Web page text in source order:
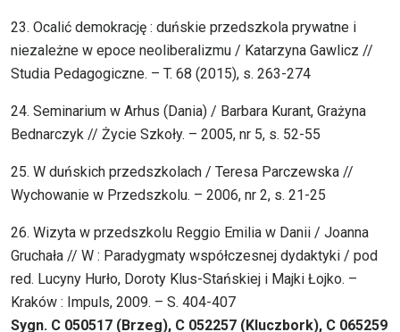
23. Ocalić demokrację : duńskie przedszkola prywatne i
niezależne w epoce neoliberalizmu / Katarzyna Gawlicz //
Studia Pedagogiczne. – T. 68 (2015), s. 263-274
24. Seminarium w Arhus (Dania) / Barbara Kurant, Grażyna
Bednarczyk // Życie Szkoły. – 2005, nr 5, s. 52-55
25. W duńskich przedszkolach / Teresa Parczewska //
Wychowanie w Przedszkolu. – 2006, nr 2, s. 21-25
26. Wizyta w przedszkolu Reggio Emilia w Danii / Joanna
Gruchała // W : Paradygmaty współczesnej dydaktyki / pod
red. Lucyny Hurło, Doroty Klus-Stańskiej i Majki Łojko. –
Kraków : Impuls, 2009. – S. 404-407
Sygn. C 050517 (Brzeg), C 052257 (Kluczbork), C 065259